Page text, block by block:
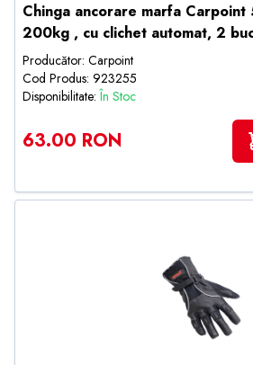
Chinga ancorare marfa Carpoint
200kg , cu clichet automat, 2
Producător: Carpoint
Cod Produs: 923255
Disponibilitate:În Stoc
63.00 RON